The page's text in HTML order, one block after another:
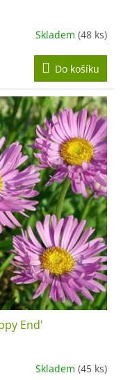
Skladem (48 ks)
Do košíku
End'
Skladem (45 ks)